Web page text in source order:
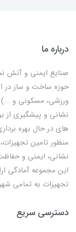
درباره ما
حوزه ساخت و ساز در
ورزشی، مسکونی و
نشانی و پیشگیری از
منظور تامین
نشانی، ایمنی و
این مجموعه آمادگی
تجهیزات به تمامی
دسترسی سریع